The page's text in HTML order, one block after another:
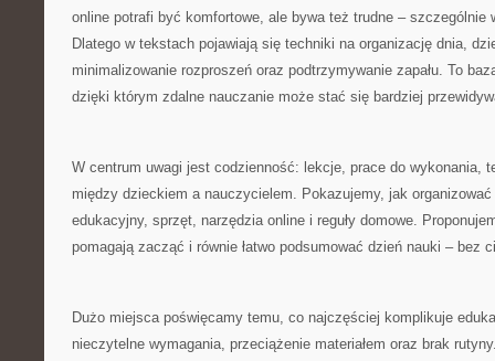
online potrafi być komfortowe, ale bywa też trudne – szczególnie
Dlatego w tekstach pojawiają się techniki na organizację dnia,
minimalizowanie rozproszeń oraz podtrzymywanie zapału. To
dzięki którym zdalne nauczanie może stać się bardziej
W centrum uwagi jest codzienność: lekcje, prace do wykonania,
między dzieckiem a nauczycielem. Pokazujemy, jak
edukacyjny, sprzęt, narzędzia online i reguły domowe.
pomagają zacząć i równie łatwo podsumować dzień nauki – bez
Dużo miejsca poświęcamy temu, co najczęściej komplikuje
nieczytelne wymagania, przeciążenie materiałem oraz brak